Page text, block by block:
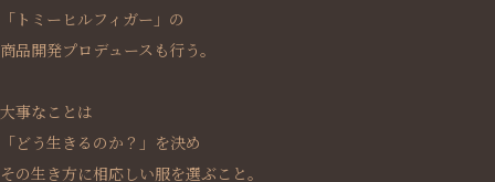
「トミーヒルフィガー」の
商品開発プロデュースも行う。
大事なことは
「どう生きるのか？」を決め
その生き方に相応しい服を選ぶこと。